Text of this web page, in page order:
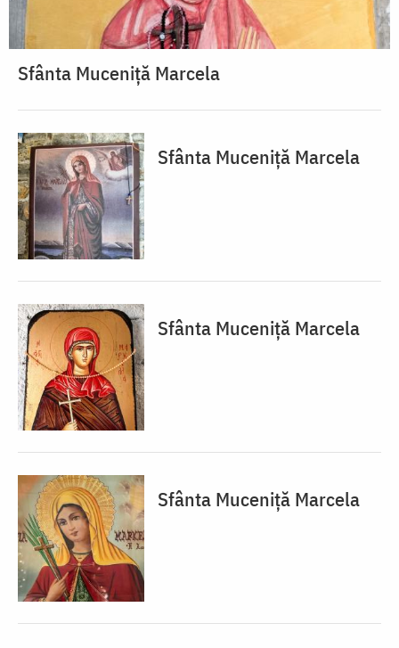
Sfânta Muceniță Marcela
Sfânta Muceniță Marcela
Sfânta Muceniță Marcela
Sfânta Muceniță Marcela